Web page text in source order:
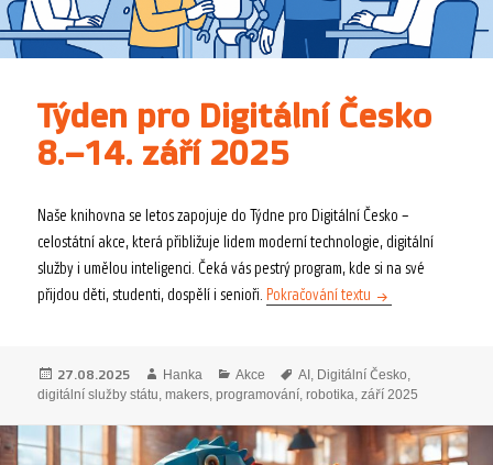
Týden pro Digitální Česko
8.–14. září 2025
Naše knihovna se letos zapojuje do Týdne pro Digitální Česko –
celostátní akce, která přibližuje lidem moderní technologie, digitální
služby i umělou inteligenci. Čeká vás pestrý program, kde si na své
přijdou děti, studenti, dospělí i senioři. Pokračování textu Týden pro Digitální
Publikováno:
27.08.2025 Autor:
Hanka Rubriky:
Akce Štítky:
AI , Digitální Česko,
digitální služby státu,makers,programování,robotika,září 2025